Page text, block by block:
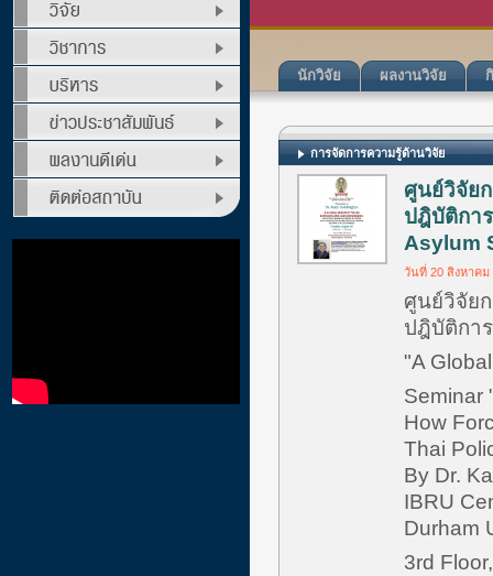
นักวิจัย ผลงานวิจัย
การจัดการความรู้ด้านวิจัย
ศูนย์วิจัย
ปฎิบัติกา
Asylum
วันที่ 20 สิงหาคม
ศูนย์วิจัย
ปฎิบัติกา
"A
Seminar
How
Thai
By Dr.
IBRU
Durham
3rd